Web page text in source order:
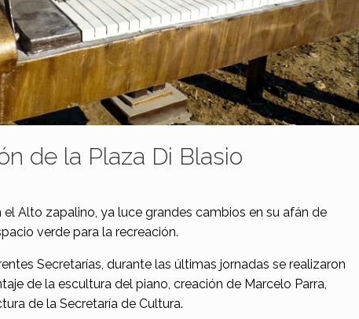
de la Plaza Di Blasio
el Alto zapalino, ya luce grandes cambios en su afán de
verde para la recreación.
Secretarías, durante las últimas jornadas se realizaron
de la escultura del piano, creación de Marcelo Parra,
de la Secretaría de Cultura.